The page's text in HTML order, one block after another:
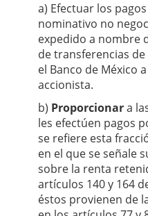
a) Efectuar los
nominativo no
expedido a nombre
de transferencias
el Banco de México
accionista.
b) Proporcionara
les efectúen pagos
se refiere esta
en el que se señale
sobre la renta
artículos 140 y 164
éstos provienen de